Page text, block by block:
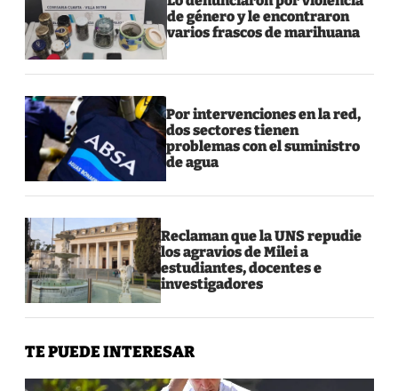
de género y le encontraron
varios frascos de marihuana
Por intervenciones en la red,
dos sectores tienen
problemas con el suministro
de agua
Reclaman que la UNS repudie
los agravios de Milei a
estudiantes, docentes e
investigadores
TE PUEDE INTERESAR